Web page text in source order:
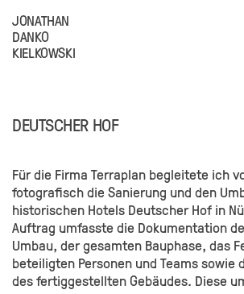
JONATHAN
DANKO
KIELKOWSKI
DEUTSCHER HOF
Für die Firma Terraplan begleitete ich
fotografisch die Sanierung und den
historischen Hotels Deutscher Hof in
Auftrag umfasste die Dokumentation
Umbau, der gesamten Bauphase, das
beteiligten Personen und Teams sowie
des fertiggestellten Gebäudes. Diese